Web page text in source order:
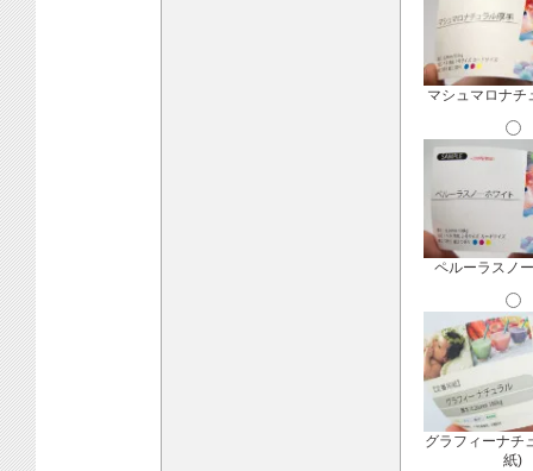
マシュマロナチ
ペルーラスノ
グラフィーナチ
紙)